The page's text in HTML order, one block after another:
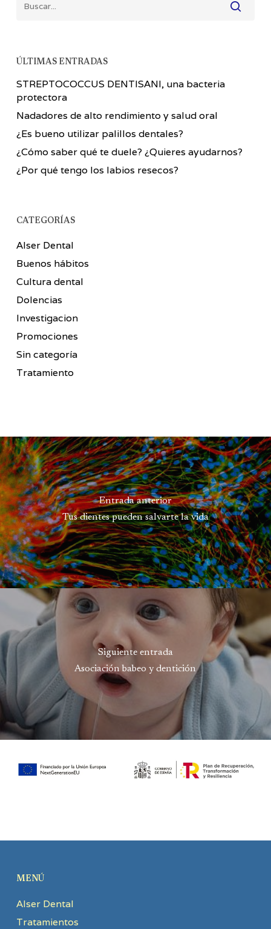
ÚLTIMAS ENTRADAS
STREPTOCOCCUS DENTISANI, una bacteria
protectora
Nadadores de alto rendimiento y salud oral
¿Es bueno utilizar palillos dentales?
¿Cómo saber qué te duele? ¿Quieres ayudarnos?
¿Por qué tengo los labios resecos?
CATEGORÍAS
Alser Dental
Buenos hábitos
Cultura dental
Dolencias
Investigacion
Promociones
Sin categoría
Tratamiento
Entrada anterior
Tus dientes pueden salvarte la vida
Siguiente entrada
Asociación babeo y dentición
MENÚ
Alser Dental
Tratamientos